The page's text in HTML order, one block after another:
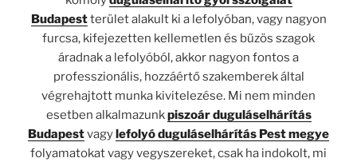
Budapestterület alakult ki a lefolyóban, vagy nagyon
furcsa, kifejezetten kellemetlen és bűzös szagok
áradnak a lefolyóból, akkor nagyon fontos a
professzionális, hozzáértő szakemberek által
végrehajtott munka kivitelezése. Mi nem minden
esetben alkalmazunkpiszoár duguláselhárítás
Budapestvagylefolyó duguláselhárítás Pest megye
folyamatokat vagy vegyszereket, csak ha indokolt, mi